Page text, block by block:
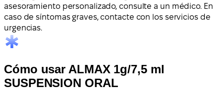
asesoramiento personalizado, consulte a un médico. En
caso de síntomas graves, contacte con los servicios de
urgencias.
Cómo usar ALMAX 1g/7,5 ml
SUSPENSION ORAL